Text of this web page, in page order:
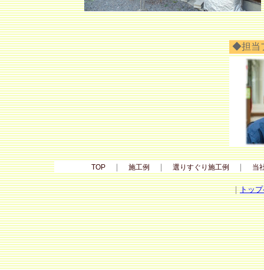
◆担当
TOP｜ 施工例 ｜ 選りすぐり施工例 ｜ 当
｜トッ